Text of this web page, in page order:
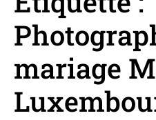
mariage